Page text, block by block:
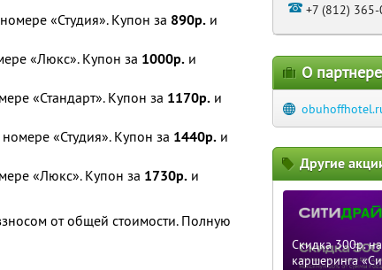
«Студия». Купон за 890р. и
«Люкс». Купон за 1000р. и
«Стандарт». Купон за 1170р. и
«Студия». Купон за 1440р. и
«Люкс». Купон за 1730р. и
от общей стоимости. Полную
+7 (812)
О
Другие
Скидка 300р.
каршеринга